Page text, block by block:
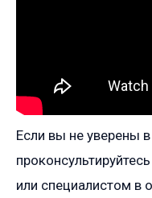
Если вы не уверены
или специалистом в